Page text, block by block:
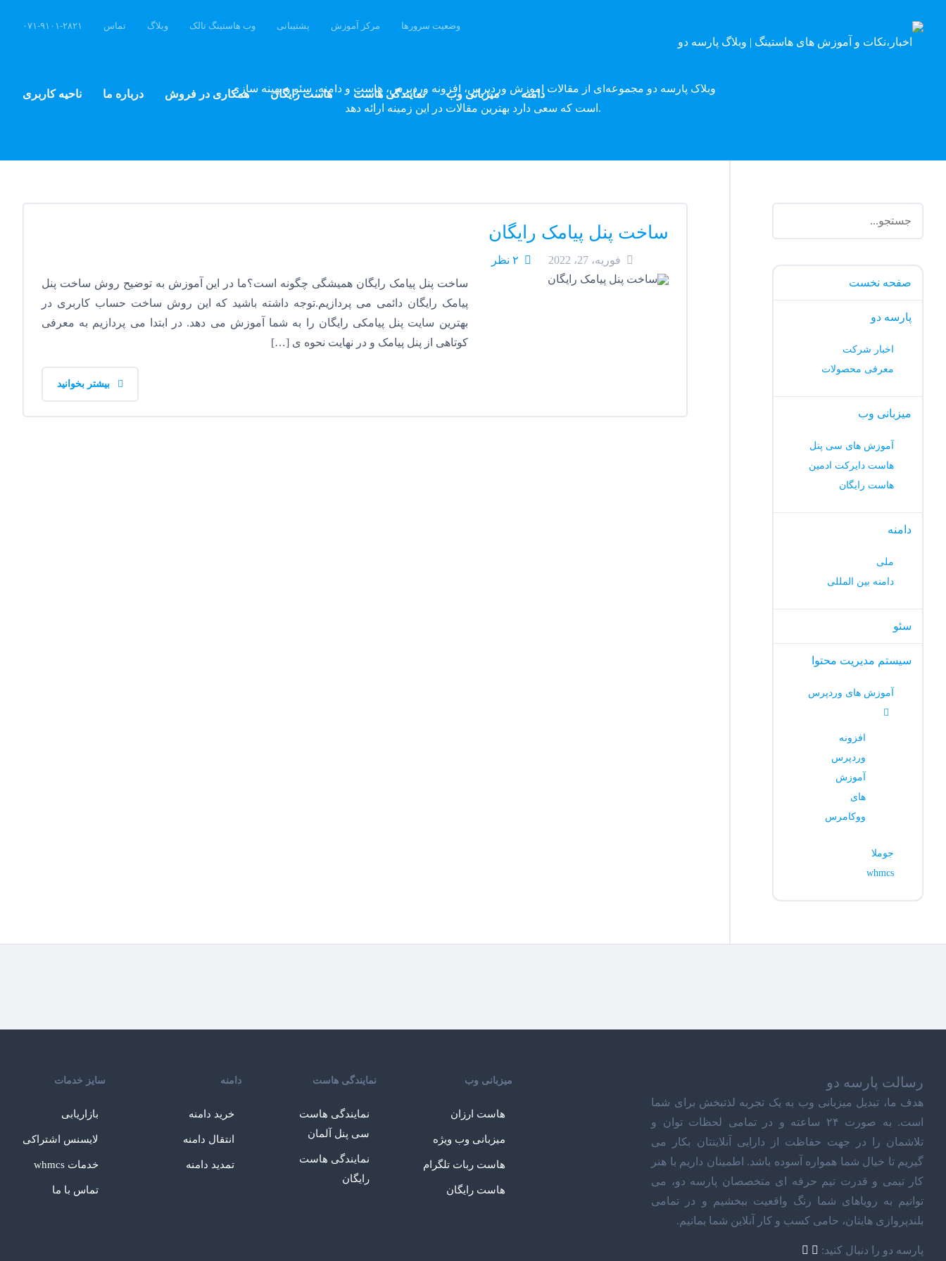
ناحیه کاربری درباره ما همکاری در فروش هاست رایگان نمایندگی هاست میزبانی وب دامنه
۰۷۱-۹۱۰۱-۲۸۲۱ تماس وبلاگ وب هاستینگ تالک پشتیبانی مرکز آموزش وضعیت سرورها
وبلاگ پارسه دو مجموعه‌ای از مقالات آموزش وردپرس، افزونه وردپرس، هاست و دامنه، سئو و بهینه سازی
است که سعی دارد بهترین مقالات در این زمینه ارائه دهد.
ساخت پنل پیامک رایگان
فوریه، 27، 2022
۲ نظر
ساخت پنل پیامک رایگان همیشگی چگونه است؟ما در این آموزش به توضیح روش ساخت پنل
پیامک رایگان دائمی می پردازیم.توجه داشته باشید که این روش ساخت حساب کاربری در
بهترین سایت پنل پیامکی رایگان را به شما آموزش می دهد. در ابتدا می پردازیم به معرفی
کوتاهی از پنل پیامک و در نهایت نحوه ی […]
صفحه نخست
پارسه دو
اخبار شرکت
معرفی محصولات
میزبانی وب
آموزش های سی پنل
هاست دایرکت ادمین
هاست رایگان
دامنه
ملی
دامنه بین المللی
سئو
سیستم مدیریت محتوا
آموزش های وردپرس
افزونه
وردپرس
آموزش
های
ووکامرس
جوملا
whmcs
رسالت پارسه دو
هدف ما، تبدیل میزبانی وب به یک تجربه لذتبخش برای شما
است. به صورت ۲۴ ساعته و در تمامی لحظات توان و
تلاشمان را در جهت حفاظت از دارایی آنلاینتان بکار می
گیریم تا خیال شما همواره آسوده باشد. اطمینان داریم با هنر
کار تیمی و قدرت تیم حرفه ای متخصصان پارسه دو، می
توانیم به رویاهای شما رنگ واقعیت ببخشیم و در تمامی
بلندپروازی هایتان، حامی کسب و کار آنلاین شما بمانیم.
پارسه دو را دنبال کنید:
میزبانی وب
هاست ارزان
میزبانی وب ویژه
هاست ربات تلگرام
هاست رایگان
نمایندگی هاست
نمایندگی هاست
سی پنل آلمان
نمایندگی هاست
رایگان
دامنه
خرید دامنه
انتقال دامنه
تمدید دامنه
سایز خدمات
بازاریابی
لایسنس اشتراکی
خدمات whmcs
تماس با ما